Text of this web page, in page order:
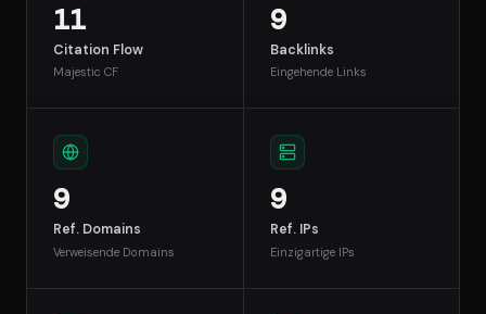
11
Citation Flow
Majestic CF
9
Backlinks
Eingehende Links
9
Ref. Domains
Verweisende Domains
9
Ref. IPs
Einzigartige IPs